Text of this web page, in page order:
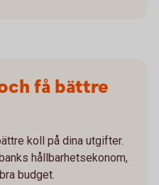
få bättre
koll på dina utgifter.
hållbarhetsekonom,
budget.